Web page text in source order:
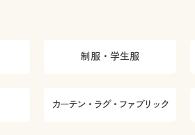
制服・学生服
カーテン・ラグ・ファブリック